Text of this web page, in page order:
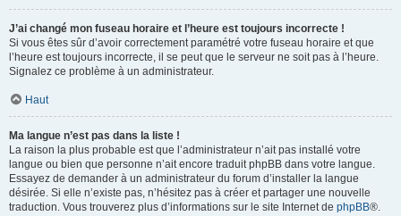
J’ai changé mon fuseau horaire et l’heure est toujours incorrecte !
Si vous êtes sûr d’avoir correctement paramétré votre fuseau horaire et que
l’heure est toujours incorrecte, il se peut que le serveur ne soit pas à l’heure.
Signalez ce problème à un administrateur.
Haut
Ma langue n’est pas dans la liste !
La raison la plus probable est que l’administrateur n’ait pas installé votre
langue ou bien que personne n’ait encore traduit phpBB dans votre langue.
Essayez de demander à un administrateur du forum d’installer la langue
désirée. Si elle n’existe pas, n’hésitez pas à créer et partager une nouvelle
traduction. Vous trouverez plus d’informations sur le site Internet de phpBB®.